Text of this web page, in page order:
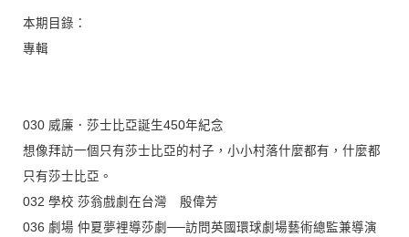
本期目錄：
專輯
030 威廉．莎士比亞誕生450年紀念
想像拜訪一個只有莎士比亞的村子，小小村落什麼都有，什麼都
只有莎士比亞。
032 學校 莎翁戲劇在台灣 殷偉芳
036 劇場 仲夏夢裡導莎劇──訪問英國環球劇場藝術總監兼導演